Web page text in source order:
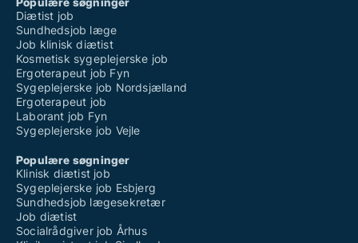
Diætist job
Sundhedsjob læge
Job klinisk diætist
Kosmetisk sygeplejerske job
Ergoterapeut job Fyn
Sygeplejerske job Nordsjælland
Ergoterapeut job
Laborant job Fyn
Sygeplejerske job Vejle
Populære søgninger
Klinisk diætist job
Sygeplejerske job Esbjerg
Sundhedsjob lægesekretær
Job diætist
Socialrådgiver job Århus